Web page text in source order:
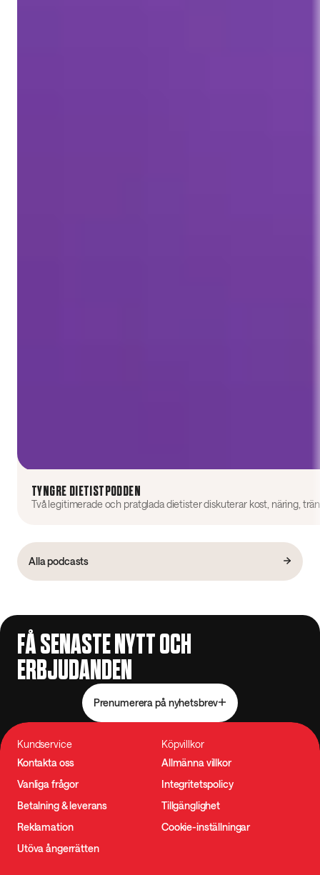
TYNGRE DIETISTPODDEN
Alla podcasts
FÅ SENASTE NYTT OCH
ERBJUDANDEN
Prenumerera på nyhetsbrev
Kundservice
Kontakta oss
Vanliga frågor
Betalning & leverans
Reklamation
Utöva ångerrätten
Köpvillkor
Allmänna villkor
Integritetspolicy
Tillgänglighet
Cookie-inställningar